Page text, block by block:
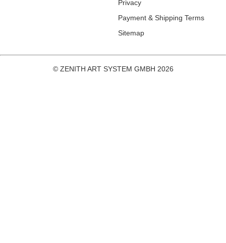
Privacy
Payment & Shipping Terms
Sitemap
© ZENITH ART SYSTEM GMBH 2026